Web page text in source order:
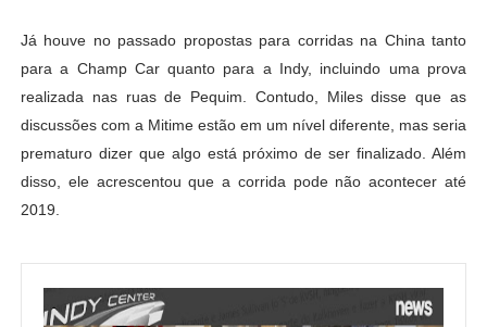
Já houve no passado propostas para corridas na China tanto
para a Champ Car quanto para a Indy, incluindo uma prova
realizada nas ruas de Pequim. Contudo, Miles disse que as
discussões com a Mitime estão em um nível diferente, mas seria
prematuro dizer que algo está próximo de ser finalizado. Além
disso, ele acrescentou que a corrida pode não acontecer até
2019.